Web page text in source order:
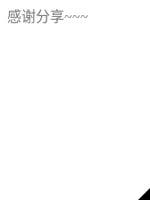
感谢分享~~~